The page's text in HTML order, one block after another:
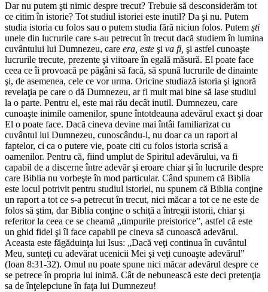
Dar nu putem şti nimic despre trecut? Trebuie să desconsiderăm tot
ce citim în istorie? Tot studiul istoriei este inutil? Da şi nu. Putem
studia istoria cu folos sau o putem studia fără niciun folos. Putem şti
unele din lucrurile care s-au petrecut în trecut dacă studiem în lumina
cuvântului lui Dumnezeu, care era, este şi va fi, şi astfel cunoaşte
lucrurile trecute, prezente şi viitoare în egală măsură. El poate face
ceea ce îi provoacă pe păgâni să facă, să spună lucrurile de dinainte
şi, de asemenea, cele ce vor urma. Oricine studiază istoria şi ignoră
revelaţia pe care o dă Dumnezeu, ar fi mult mai bine să lase studiul
la o parte. Pentru el, este mai rău decât inutil. Dumnezeu, care
cunoaşte inimile oamenilor, spune întotdeauna adevărul exact şi doar
El o poate face. Dacă cineva devine mai întâi familiarizat cu
cuvântul lui Dumnezeu, cunoscându-l, nu doar ca un raport al
faptelor, ci ca o putere vie, poate citi cu folos istoria scrisă a
oamenilor. Pentru că, fiind umplut de Spiritul adevărului, va fi
capabil de a discerne între adevăr şi eroare chiar şi în lucrurile despre
care Biblia nu vorbeşte în mod particular. Când spunem că Biblia
este locul potrivit pentru studiul istoriei, nu spunem că Biblia conţine
un raport a tot ce s-a petrecut în trecut, nici măcar a tot ce ne este de
folos să ştim, dar Biblia conţine o schiţă a întregii istorii, chiar şi
referitor la ceea ce se cheamă „timpurile preistorice”, astfel că este
un ghid fidel şi îl face capabil pe cineva să cunoască adevărul.
Aceasta este făgăduinţa lui Isus: „Dacă veţi continua în cuvântul
Meu, sunteţi cu adevărat ucenicii Mei şi veţi cunoaşte adevărul”
(Ioan 8:31-32). Omul nu poate spune nici măcar adevărul despre ce
se petrece în propria lui inimă. Cât de nebunească este deci pretenţia
sa de înţelepciune în faţa lui Dumnezeu!